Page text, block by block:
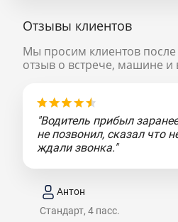
Отзывы клиентов
Мы просим клиентов после
отзыв о встрече, машине и
"Водитель прибыл
не позвонил, сказал что
ждали звонка."
Антон
Стандарт, 4 пасс.